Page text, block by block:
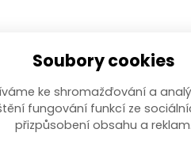
Soubory cookies
ke shromažďování a
fungování funkcí ze
přizpůsobení obsahu a reklam.